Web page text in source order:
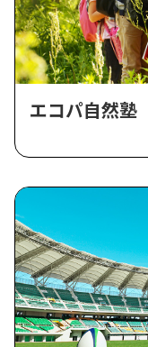
エコパ自然塾